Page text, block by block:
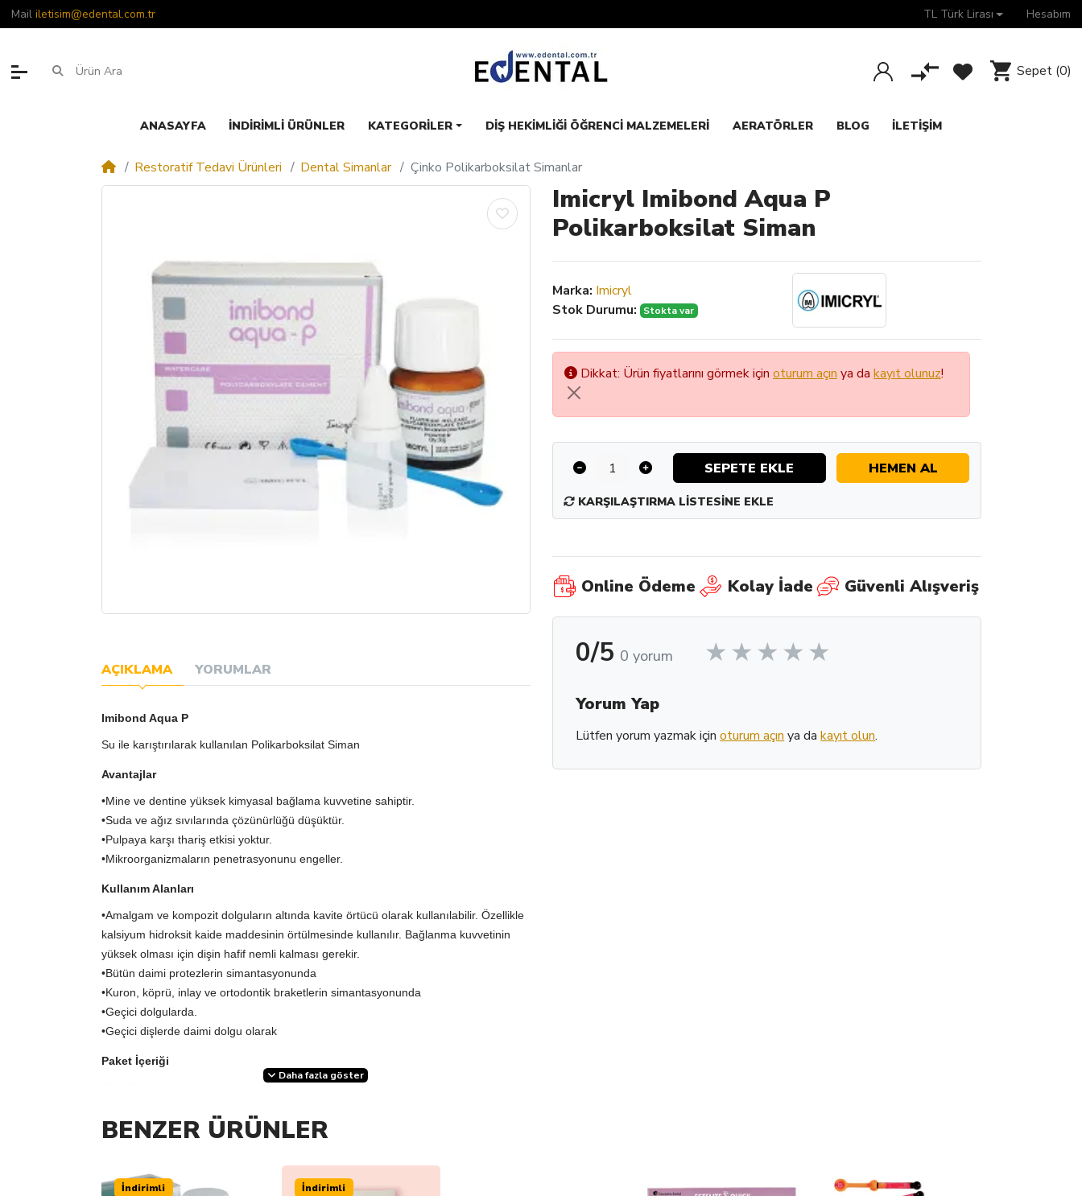
Mail iletisim@edental.com.tr TL Türk Lirası Hesabım
Sepet (0)
ANASAYFA İNDIRIMLI ÜRÜNLER KATEGORILER DIŞ HEKIMLIĞI ÖĞRENCI MALZEMELERI AERATÖRLER BLOG İLETIŞIM
Restoratif Tedavi Ürünleri Dental Simanlar Çinko Polikarboksilat Simanlar
AÇIKLAMA YORUMLAR
Imibond Aqua P
Su ile karıştırılarak kullanılan Polikarboksilat Siman
Avantajlar
•Mine ve dentine yüksek kimyasal bağlama kuvvetine sahiptir.
•Suda ve ağız sıvılarında çözünürlüğü düşüktür.
•Pulpaya karşı thariş etkisi yoktur.
•Mikroorganizmaların penetrasyonunu engeller.
Kullanım Alanları
•Amalgam ve kompozit dolguların altında kavite örtücü olarak kullanılabilir. Özellikle
kalsiyum hidroksit kaide maddesinin örtülmesinde kullanılır. Bağlanma kuvvetinin
yüksek olması için dişin hafif nemli kalması gerekir.
•Bütün daimi protezlerin simantasyonunda
•Kuron, köprü, inlay ve ortodontik braketlerin simantasyonunda
•Geçici dolgularda.
•Geçici dişlerde daimi dolgu olarak
Paket İçeriği
Daha fazla göster
Imicryl Imibond Aqua P
Polikarboksilat Siman
Marka: Imicryl
Stok Durumu:
Stokta var
Dikkat: Ürün fiyatlarını görmek için oturum açın ya da kayıt olunuz!
SEPETE EKLE HEMEN AL
KARŞILAŞTIRMA LISTESINE EKLE
Online Ödeme Kolay İade Güvenli Alışveriş
0/5 0 yorum
Yorum Yap
Lütfen yorum yazmak içinoturum açın ya dakayıt olun.
BENZER ÜRÜNLER
İndirimli İndirimli